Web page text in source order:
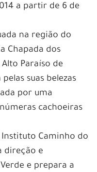
a partir de 6 de
na região do
Chapada dos
Paraíso de
suas belezas
por uma
cachoeiras
Instituto Caminho do
direção e
e prepara a